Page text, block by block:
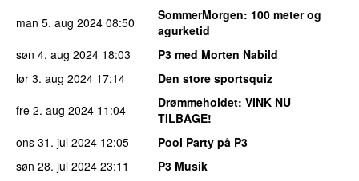
man 5. aug 2024 08:50 SommerMorgen: 100 meter og
agurketid
søn 4. aug 2024 18:03
P3 med Morten Nabild
lør 3. aug 2024 17:14
Den store sportsquiz
fre 2. aug 2024 11:04 Drømmeholdet: VINK NU
TILBAGE!
ons 31. jul 2024 12:05
Pool Party på P3
søn 28. jul 2024 23:11 P3 Musik